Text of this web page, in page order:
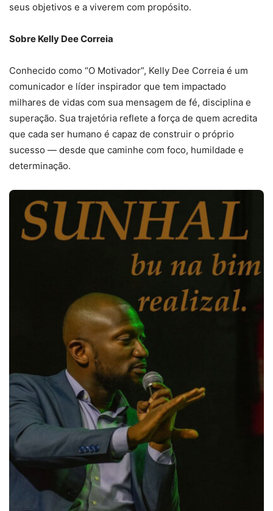
seus objetivos e a viverem com propósito.
Sobre Kelly Dee Correia
Conhecido como “O Motivador”, Kelly Dee Correia é um
comunicador e líder inspirador que tem impactado
milhares de vidas com sua mensagem de fé, disciplina e
superação. Sua trajetória reflete a força de quem acredita
que cada ser humano é capaz de construir o próprio
sucesso — desde que caminhe com foco, humildade e
determinação.